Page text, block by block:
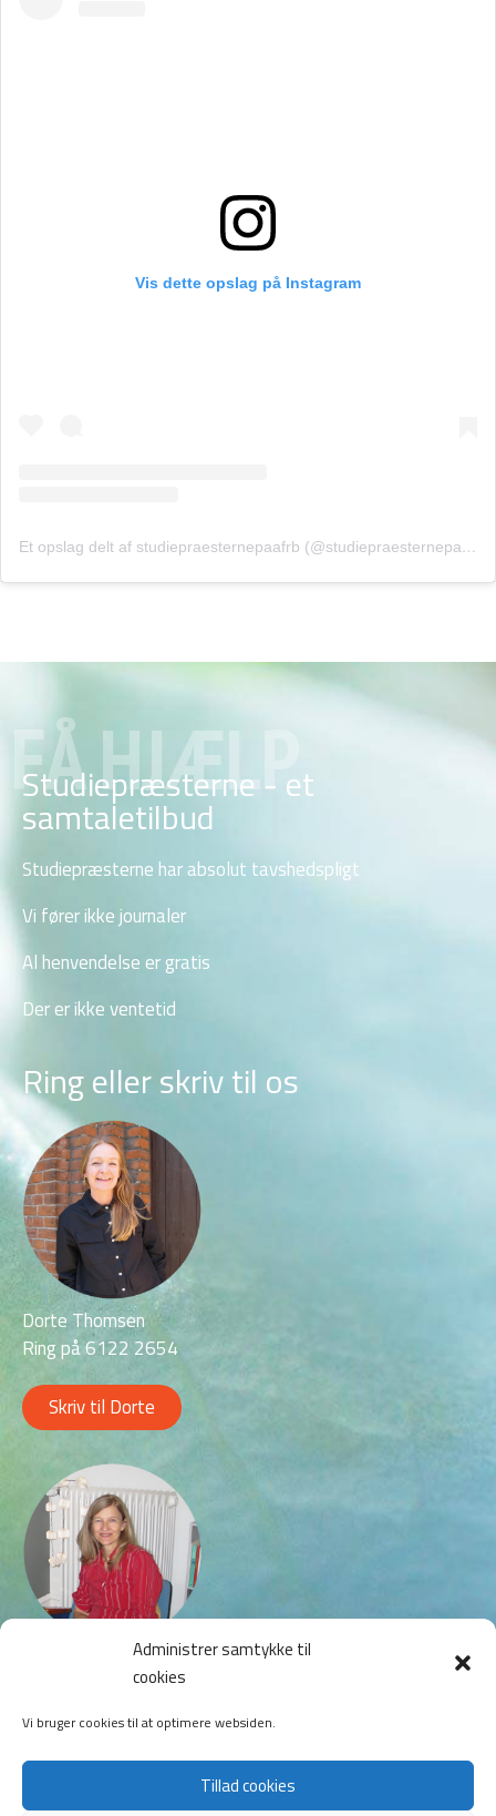
Administrer samtykke til
cookies
Vi bruger cookies til at optimere websiden.
Tillad cookies
Vis dette opslag på Instagram
Et opslag delt af studiepraesternepaafrb (@studiepraesternepaafrb)
FÅ HJÆLP
Studiepræsterne - et
samtaletilbud
Studiepræsterne har absolut tavshedspligt
Vi fører ikke journaler
Al henvendelse er gratis
Der er ikke ventetid
Ring eller skriv til os
Dorte Thomsen
Ring på 6122 2654
Skriv til Dorte
Charlotte Cappi Grunnet
Da Charlotte er i Hong Kong, kan du stedet kontakte
hendes vikar, Claus Oldenburg.